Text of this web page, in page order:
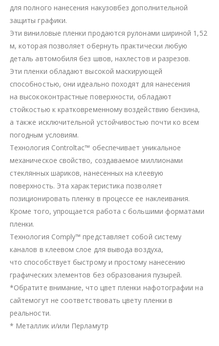
для полного нанесения накузовбез дополнительной
защиты графики.
Эти виниловые пленки продаются рулонами шириной 1,52
м, которая позволяет обернуть практически любую
деталь автомобиля без швов, нахлестов и разрезов.
Эти пленки обладают высокой маскирующей
способностью, они идеально походят для нанесения
на высококонтрастные поверхности, обладают
стойкостью к кратковременному воздействию бензина,
а также исключительной устойчивостью почти ко всем
погодным условиям.
Технология Controltac™ обеспечивает уникальное
механическое свойство, создаваемое миллионами
стеклянных шариков, нанесенных на клеевую
поверхность. Эта характеристика позволяет
позиционировать пленку в процессе ее наклеивания.
Кроме того, упрощается работа с большими форматами
пленки.
Технология Comply™ представляет собой систему
каналов в клеевом слое для вывода воздуха,
что способствует быстрому и простому нанесению
графических элементов без образования пузырей.
*Обратите внимание, что цвет пленки нафотографии на
сайтемогут не соответствовать цвету пленки в
реальности.
* Металлик и/или Перламутр